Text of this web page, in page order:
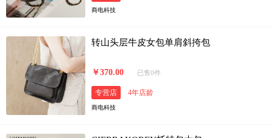
商电科技
转山头层牛皮女包单肩斜挎包
￥370.00 已售0件
专营店 4年店龄
商电科技